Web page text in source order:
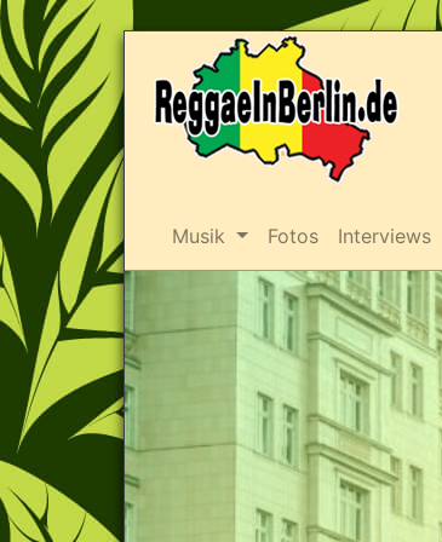
Musik Fotos Interviews